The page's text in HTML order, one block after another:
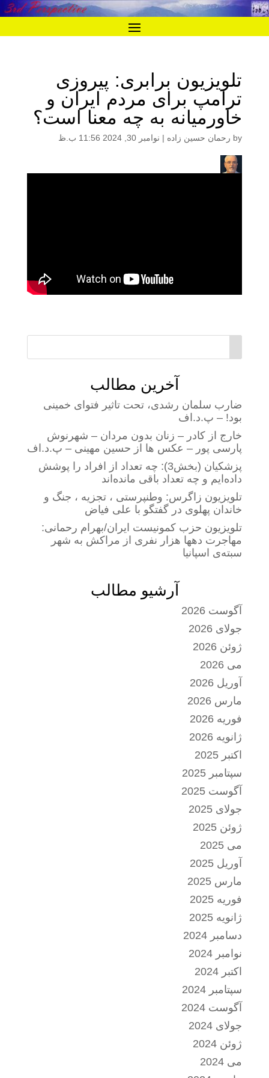
تلویزیون برابری: پیروزی
ترامپ برای مردم ایران و
خاورمیانه به چه معنا است؟
by رحمان حسین زاده | نوامبر 30, 2024 11:56 ب.ظ
آخرین مطالب
ضارب سلمان رشدی، تحت تاثیر فتوای خمینی
بود! – پ.د.اف
خارج از کادر – زنان بدون مردان – شهرنوش
پارسی پور – عکس ها از حسین مهینی – پ.د.اف
پزشکیان (بخش3): چه تعداد از افراد را پوشش
داده‌ایم و چه تعداد باقی مانده‌اند
تلویزیون زاگرس: وطنپرستی ، تجزیه ، جنگ و
خاندان پهلوی در گفتگو با علی فیاض
تلویزیون حزب کمونیست ایران/بهرام رحمانی:
مهاجرت دهها هزار نفری از مراکش به شهر
سبته‌ی اسپانیا
آرشیو مطالب
آگوست 2026
جولای 2026
ژوئن 2026
می 2026
آوریل 2026
مارس 2026
فوریه 2026
ژانویه 2026
اکتبر 2025
سپتامبر 2025
آگوست 2025
جولای 2025
ژوئن 2025
می 2025
آوریل 2025
مارس 2025
فوریه 2025
ژانویه 2025
دسامبر 2024
نوامبر 2024
اکتبر 2024
سپتامبر 2024
آگوست 2024
جولای 2024
ژوئن 2024
می 2024